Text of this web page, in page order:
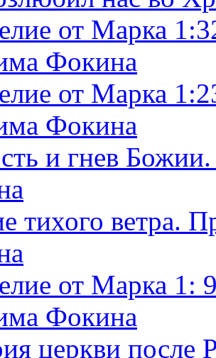
от Марка
Фокина
от Марка
Фокина
и гнев
тихого ветра.
от Марка 1:
Фокина
церкви